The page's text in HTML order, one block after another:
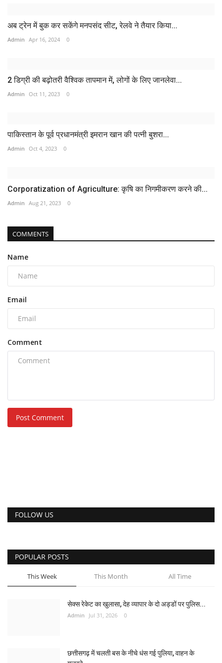
अब ट्रेन में बुक कर सकेंगे मनपसंद सीट, रेलवे ने तैयार किया...
Admin Apr 16, 2024 0
2 डिग्री की बढ़ोतरी वैश्विक तापमान में, लोगों के लिए जानलेवा...
Admin Oct 11, 2023 0
पाकिस्तान के पूर्व प्रधानमंत्री इमरान खान की पत्नी बुशरा...
Admin Oct 4, 2023 0
Corporatization of Agriculture: कृषि का निगमीकरण करने की...
Admin Aug 21, 2023 0
COMMENTS
Name
Email
Comment
Post Comment
FOLLOW US
POPULAR POSTS
This Week This Month All Time
सेक्स रेकेट का खुलासा, देह व्यापार के दो अड्डों पर पुलिस...
Admin Jul 31, 2026 0
छत्तीसगढ़ में चलती बस के नीचे धंस गई पुलिया, वाहन के